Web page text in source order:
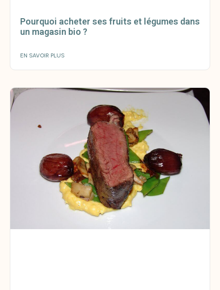
Pourquoi acheter ses fruits et légumes dans
un magasin bio ?
EN SAVOIR PLUS